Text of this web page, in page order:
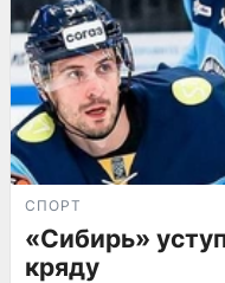
СПОРТ
«Сибирь»
кряду